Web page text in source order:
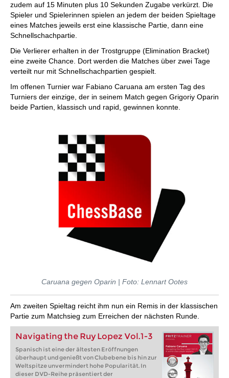
zudem auf 15 Minuten plus 10 Sekunden Zugabe verkürzt. Die
Spieler und Spielerinnen spielen an jedem der beiden Spieltage
eines Matches jeweils erst eine klassische Partie, dann eine
Schnellschachpartie.
Die Verlierer erhalten in der Trostgruppe (Elimination Bracket)
eine zweite Chance. Dort werden die Matches über zwei Tage
verteilt nur mit Schnellschachpartien gespielt.
Im offenen Turnier war Fabiano Caruana am ersten Tag des
Turniers der einzige, der in seinem Match gegen Grigoriy Oparin
beide Partien, klassisch und rapid, gewinnen konnte.
Caruana gegen Oparin | Foto: Lennart Ootes
Am zweiten Spieltag reicht ihm nun ein Remis in der klassischen
Partie zum Matchsieg zum Erreichen der nächsten Runde.
Navigating the Ruy Lopez Vol.1-3
Spanisch ist eine der ältesten Eröffnungen
überhaupt und genießt von Clubebene bis hin zur
Weltspitze unvermindert hohe Popularität. In
dieser DVD-Reihe präsentiert der